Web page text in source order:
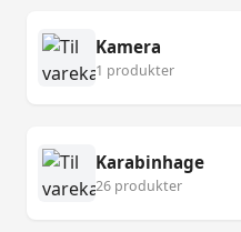
Kamera
1 produkter
Karabinhage
26 produkter